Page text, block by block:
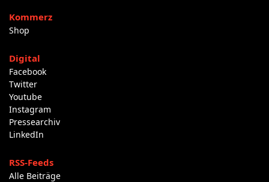
Kommerz
Shop
Digital
Facebook
Twitter
Youtube
Instagram
Pressearchiv
LinkedIn
RSS-Feeds
Alle Beiträge